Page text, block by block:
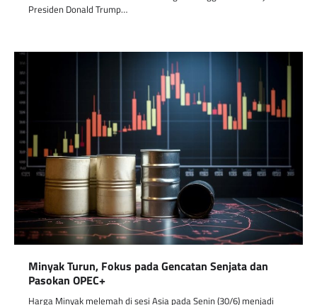
Presiden Donald Trump…
Minyak Turun, Fokus pada Gencatan Senjata dan
Pasokan OPEC+
Harga Minyak melemah di sesi Asia pada Senin (30/6) menjadi